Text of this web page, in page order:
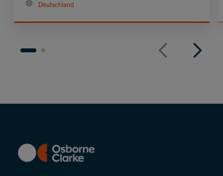
Deutschland